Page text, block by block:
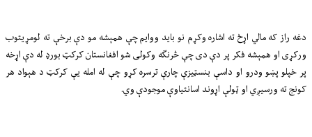
دغه راز که مالي اړخ ته اشاره وکړم نو باید ووایم چې همېشه مو دې برخې ته لومړیتوب
ورکړی او همېشه فکر پر دې دی چې څرنګه وکولی شو افغانستان کرکټ بورډ له دې اړخه
پر خپلو پښو ودرو او داسې بنسټیزې چارې ترسره کړو چې له امله یې کرکټ د هېواد هر
کونج ته ورسیږي او ټولې اړوند اسانتیاوې موجودې وي.